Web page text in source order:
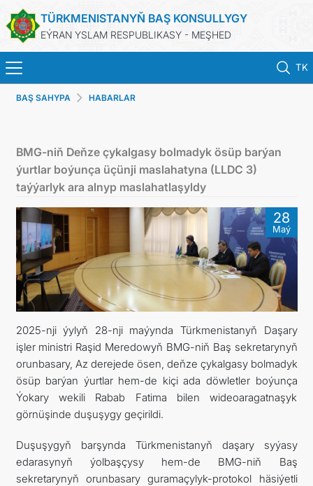
TÜRKMENISTANYŇ BAŞ KONSULLYGY
EÝRAN YSLAM RESPUBLIKASY - MEŞHED
TK
BAŞ SAHYPA
TÜRKMENISTAN
KONSULLYK HYZMATLARY
DIM
ARAGATNAŞYK
BAŞ SAHYPA HABARLAR
BMG-niň Deňze çykalgasy bolmadyk ösüp barýan
ýurtlar boýunça üçünji maslahatyna (LLDC 3)
taýýarlyk ara alnyp maslahatlaşyldy
28
Maý
2025-nji ýylyň 28-nji maýynda Türkmenistanyň Daşary
işler ministri Raşid Meredowyň BMG-niň Baş sekretarynyň
orunbasary, Az derejede ösen, deňze çykalgasy bolmadyk
ösüp barýan ýurtlar hem-de kiçi ada döwletler boýunça
Ýokary wekili Rabab Fatima bilen wideoaragatnaşyk
görnüşinde duşuşygy geçirildi.
Duşuşygyň barşynda Türkmenistanyň daşary syýasy
edarasynyň ýolbaşçysy hem-de BMG-niň Baş
sekretarynyň orunbasary guramaçylyk-protokol häsiýetli